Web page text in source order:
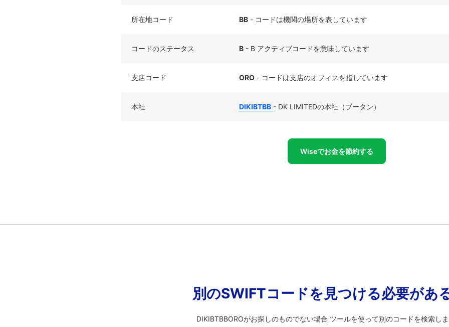
所在地コード BB - コードは機関の場所を表しています
コードのステータス B - B アクティブコードを意味しています
支店コード ORO - コードは支店のオフィスを指しています
本社 DIKIBTBB - DK LIMITEDの本社（ブータン）
Wiseでお金を節約する
別のSWIFTコードを見つける必要があ
DIKIBTBBOROがお探しのものでない場合 ツールを使って別のコードを検索し